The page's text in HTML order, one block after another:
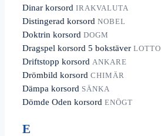
Dinar korsord IRAKVALUTA
Distingerad korsord NOBEL
Doktrin korsord DOGM
Dragspel korsord 5 bokstäver LOTTO
Driftstopp korsord ANKARE
Drömbild korsord CHIMÄR
Dämpa korsord SÄNKA
Dömde Oden korsord ENÖGT
E